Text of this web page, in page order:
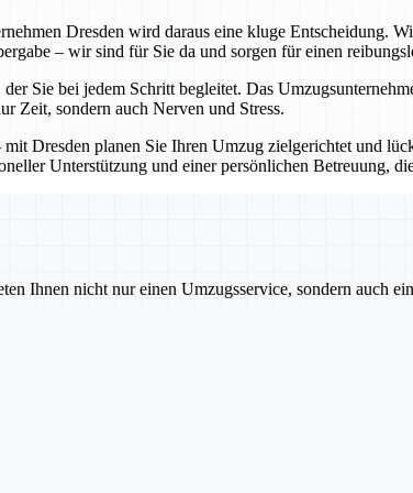
Dresden wird daraus eine kluge Entscheidung.
– wir sind für Sie da und sorgen für einen
Sie bei jedem Schritt begleitet. Das
Zeit, sondern auch Nerven und Stress.
Dresden planen Sie Ihren Umzug zielgerichtet und
Unterstützung und einer persönlichen Betreuung,
Ihnen nicht nur einen Umzugsservice, sondern auch